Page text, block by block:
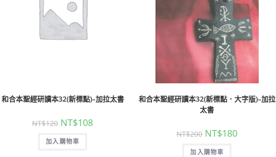
和合本聖經研讀本32(新標點)–加拉太書
NT$120 NT$108
加入購物車
和合本聖經研讀本32(新標點．大字版)–加拉
太書
NT$200 NT$180
加入購物車